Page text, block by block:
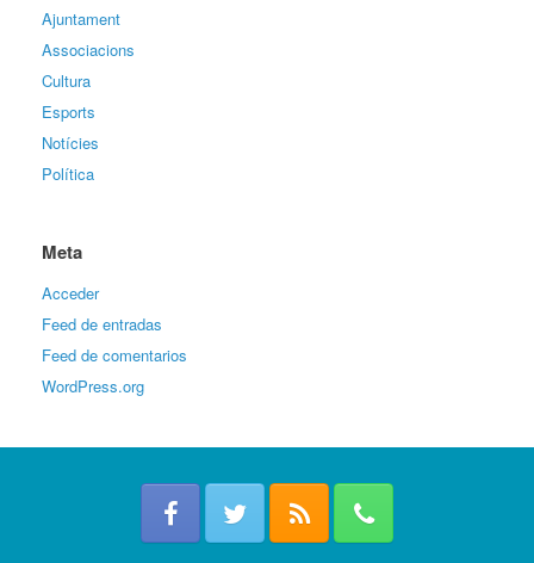
Ajuntament
Associacions
Cultura
Esports
Notícies
Política
Meta
Acceder
Feed de entradas
Feed de comentarios
WordPress.org